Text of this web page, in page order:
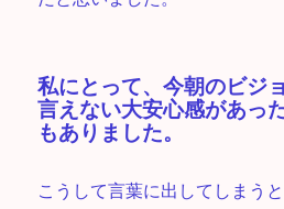
私にとって、今朝のビジ
言えない大安心感があっ
もありました。
こうして言葉に出してしまう